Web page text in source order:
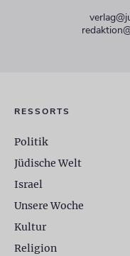
RESSORTS
Politik
Jüdische Welt
Israel
Unsere Woche
Kultur
Religion